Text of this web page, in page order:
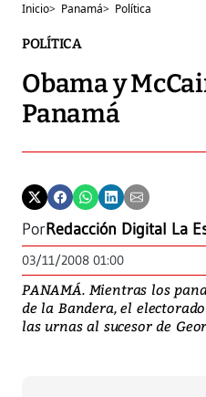
Inicio> Panamá> Política
POLÍTICA
Obama y
Panamá
PorRedacción Digital La
03/11/2008 01:00
PANAMÁ. Mientras los
de la Bandera, el
las urnas al sucesor de